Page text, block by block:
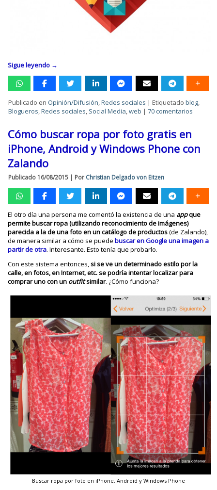
Sigue leyendo →
Publicado en Opinión/Difusión,Redes sociales |Etiquetado blog,
Blogueros,Redes sociales, Social Media,web |70 comentarios
Cómo buscar ropa por foto gratis en
iPhone, Android y Windows Phone con
Zalando
Publicado 16/08/2015 | Por Christian Delgado von Eitzen
El otro día una persona me comentó la existencia de una appque
permite buscar ropa (utilizando reconocimiento de imágenes)
parecida a la de una foto en un catálogo de productos(de Zalando),
de manera similar a cómo se puedebuscar en Google una imagen a
partir de otra. Interesante. Esto tenía que probarlo.
Con este sistema entonces,si se ve un determinado estilo por la
calle, en fotos, en Internet, etc. se podría intentar localizar para
comprar uno con un outfitsimilar. ¿Cómo funciona?
Buscar ropa por foto en iPhone, Android y Windows Phone